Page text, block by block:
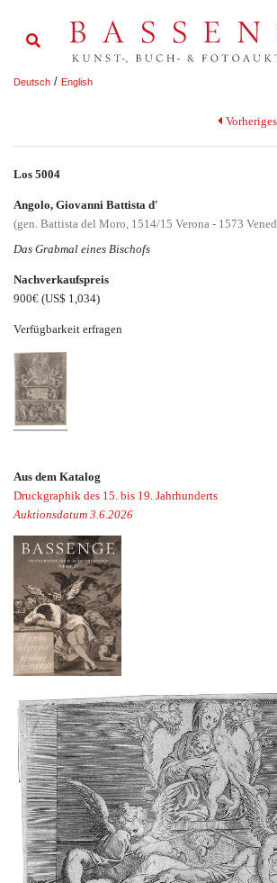
Deutsch / English
Los 5004
Angolo, Giovanni Battista d'
(gen. Battista del Moro, 1514/15 Verona - 1573
Das Grabmal eines Bischofs
Nachverkaufspreis
900€ (US$ 1,034)
Verfügbarkeit erfragen
Aus dem Katalog
Druckgraphik des 15. bis 19. Jahrhunderts
Auktionsdatum 3.6.2026